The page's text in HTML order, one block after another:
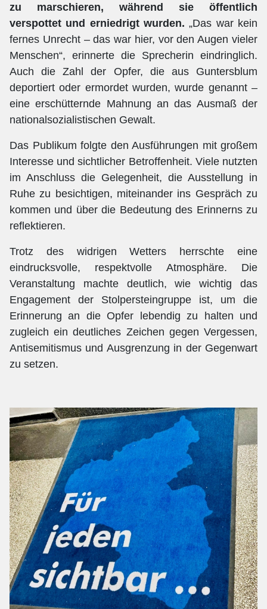
zu marschieren, während sie öffentlich
verspottet und erniedrigt wurden. „Das war kein
fernes Unrecht – das war hier, vor den Augen vieler
Menschen“, erinnerte die Sprecherin eindringlich.
Auch die Zahl der Opfer, die aus Guntersblum
deportiert oder ermordet wurden, wurde genannt –
eine erschütternde Mahnung an das Ausmaß der
nationalsozialistischen Gewalt.
Das Publikum folgte den Ausführungen mit großem
Interesse und sichtlicher Betroffenheit. Viele nutzten
im Anschluss die Gelegenheit, die Ausstellung in
Ruhe zu besichtigen, miteinander ins Gespräch zu
kommen und über die Bedeutung des Erinnerns zu
reflektieren.
Trotz des widrigen Wetters herrschte eine
eindrucksvolle, respektvolle Atmosphäre. Die
Veranstaltung machte deutlich, wie wichtig das
Engagement der Stolpersteingruppe ist, um die
Erinnerung an die Opfer lebendig zu halten und
zugleich ein deutliches Zeichen gegen Vergessen,
Antisemitismus und Ausgrenzung in der Gegenwart
zu setzen.